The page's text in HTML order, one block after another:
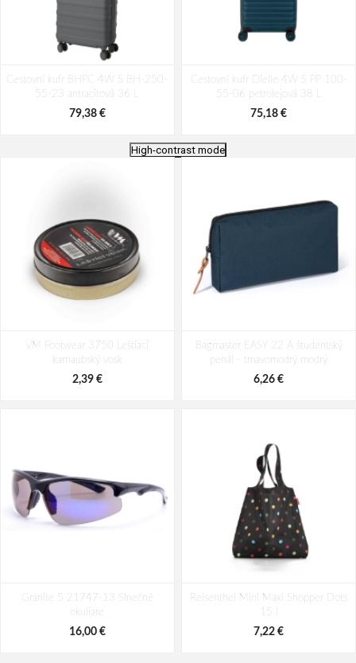
Cestovní kufr BHPC 4W S BH-250-
55-23 antracitová 36 L
79,38 €
Cestovní kufr Dielle 4W S PP 100-
55-06 petrolejová 38 L
75,18 €
55-01 černá 38 L
75,18 €
55-60 béžová 38 L
75,18 €
High-contrast mode
VM Footwear 3750 Leštiaci
karnaubský vosk
2,39 €
Bagmaster EASY 22 A študentský
penál - tmavomodrý modrý
6,26 €
Granite 5 21747-13 Slnečné
okuliare
16,00 €
Reisenthel Mini Maxi Shopper Dots
15 l
7,22 €